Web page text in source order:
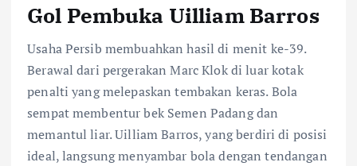
Gol Pembuka Uilliam Barros
Usaha Persib membuahkan hasil di menit ke-39.
Berawal dari pergerakan Marc Klok di luar kotak
penalti yang melepaskan tembakan keras. Bola
sempat membentur bek Semen Padang dan
memantul liar. Uilliam Barros, yang berdiri di posisi
ideal, langsung menyambar bola dengan tendangan